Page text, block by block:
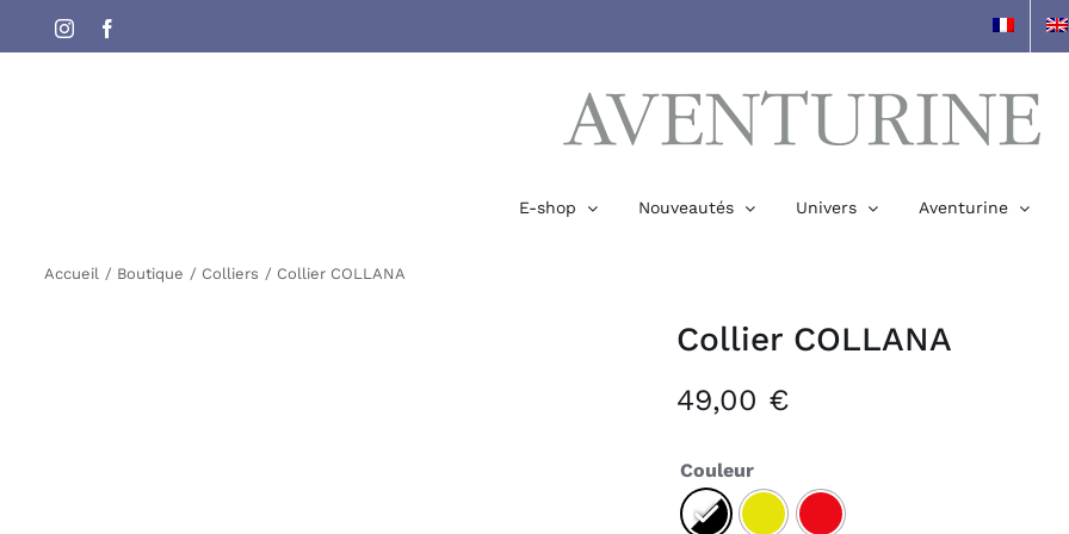
Passer
au
Instagram
E-shop Nouveautés Univers Aventurine
Accueil Boutique Colliers Collier COLLANA
Collier COLLANA
49,00 €
Couleur